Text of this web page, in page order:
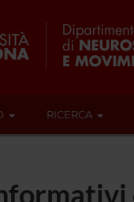
RICERCA